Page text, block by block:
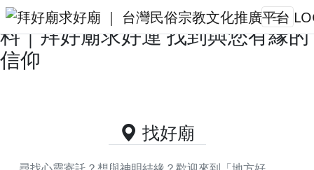
嘉義縣布袋鎮供奉文財神的好廟資
料｜拜好廟求好運 找到與您有緣的
信仰
找好廟